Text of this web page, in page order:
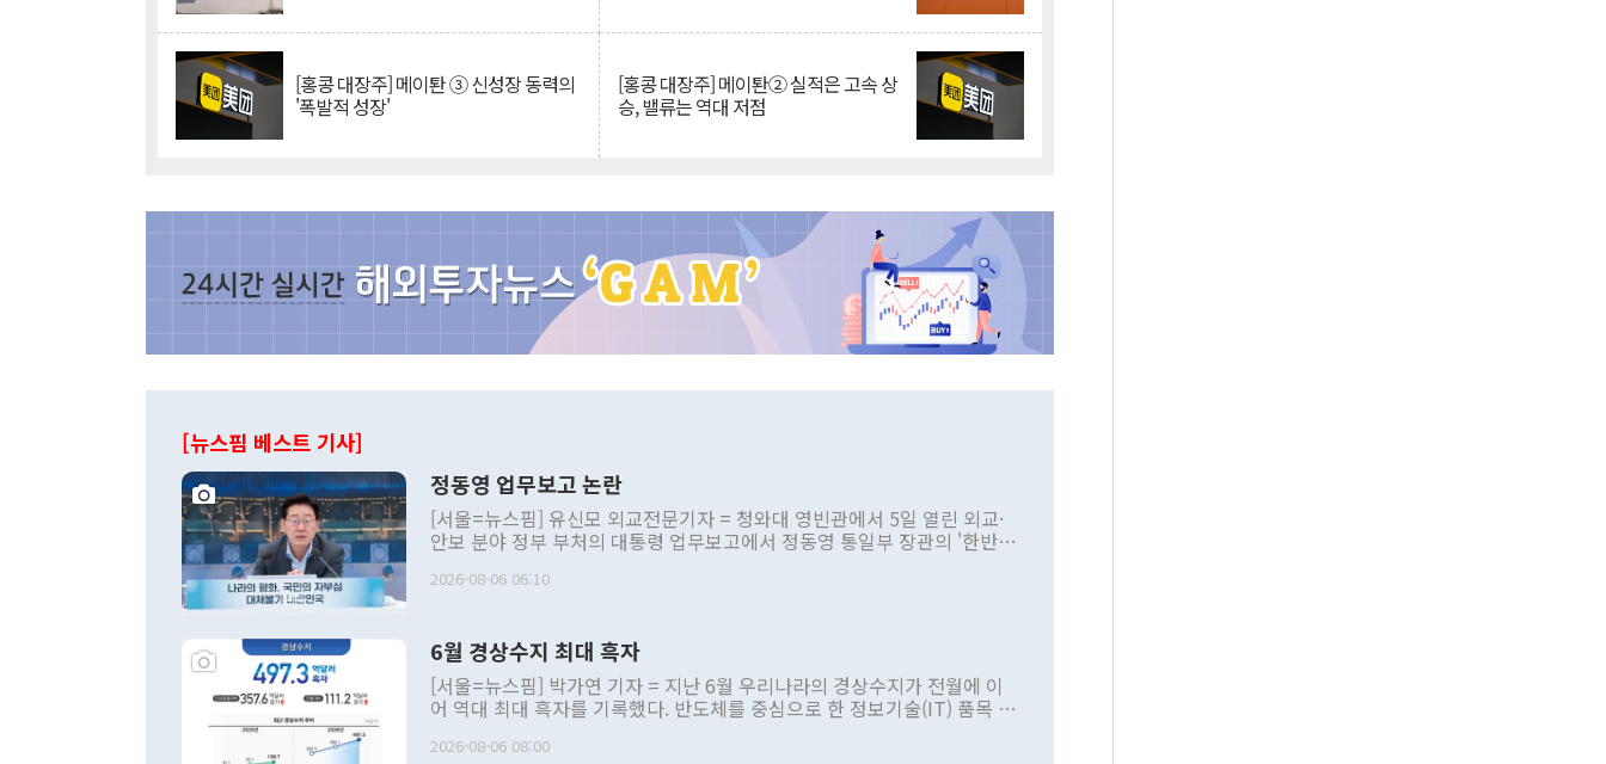
[홍콩 대장주] 메이퇀 ③ 신성장 동력의
'폭발적 성장'
[홍콩 대장주] 메이퇀② 실적은 고속 상
승, 밸류는 역대 저점
[뉴스핌 베스트 기사]
정동영 업무보고 논란
[서울=뉴스핌] 유신모 외교전문기자 = 청와대 영빈관에서 5일 열린 외교·
안보 분야 정부 부처의 대통령 업무보고에서 정동영 통일부 장관의 '한반도
발언 중에는 정부 내 조율을 거치지 않은 사안을 정책으로 추진하겠다고 공
주의적 희망에 근거한 비현실적 구상'이라는 비판을 내놨다. 그동안 정 장
관의 대북 정책 관련 발언이 물의를 빚은 적은 여러 번 있지만 대통령과 유
관 부처 장관이 공개적으로 부정적 입장을 표명한 것은 이례적이다. 정 장
관의 무리한 대북 접근법과 월권을 제어해야 한다는 목소리도 높아지고 있
다. [정동영 통일부 장관이 지난달 23일 오후 서울 종로구 정부서울청사에
2026-08-06 06:10
6월 경상수지 최대 흑자
[서울=뉴스핌] 박가연 기자 = 지난 6월 우리나라의 경상수지가 전월에 이
어 역대 최대 흑자를 기록했다. 반도체를 중심으로 한 정보기술(IT) 품목 수
료=한국은행] 한국은행이 6일 발표한 '2026년 6월 국제수지(잠정)'에 따르
2026-08-06 08:00